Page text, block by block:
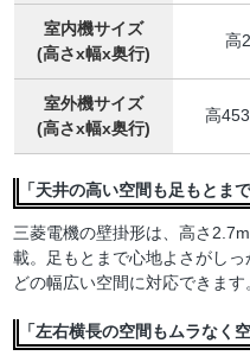
室内機サイズ
(高さx幅x奥行)
高
室外機サイズ
(高さx幅x奥行)
高
「天井の高い空間も足もとまで
三菱電機の壁掛形は、高さ
載。足もとまで心地よさがし
どの幅広い空間に対応できます
「左右横長の空間もムラなく